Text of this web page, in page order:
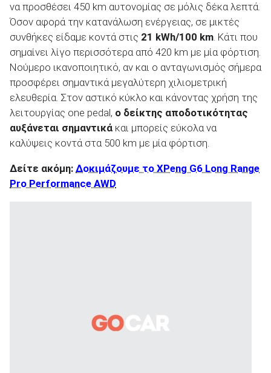
να προσθέσει 450 km αυτονομίας σε μόλις δέκα λεπτά.
Όσον αφορά την κατανάλωση ενέργειας, σε μικτές
συνθήκες είδαμε κοντά στις 21 kWh/100 km. Κάτι που
σημαίνει λίγο περισσότερα από 420 km με μία φόρτιση.
Νούμερο ικανοποιητικό, αν και ο ανταγωνισμός σήμερα
προσφέρει σημαντικά μεγαλύτερη χιλιομετρική
ελευθερία. Στον αστικό κύκλο και κάνοντας χρήση της
λειτουργίας one pedal, ο δείκτης αποδοτικότητας
αυξάνεται σημαντικά και μπορείς εύκολα να
καλύψεις κοντά στα 500 km με μία φόρτιση.
Δείτε ακόμη: Δοκιμάζουμε το XPeng G6 Long Range
Pro Performance AWD